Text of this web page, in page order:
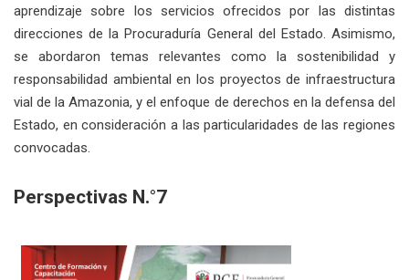
aprendizaje sobre los servicios ofrecidos por las distintas
direcciones de la Procuraduría General del Estado. Asimismo,
se abordaron temas relevantes como la sostenibilidad y
responsabilidad ambiental en los proyectos de infraestructura
vial de la Amazonia, y el enfoque de derechos en la defensa del
Estado, en consideración a las particularidades de las regiones
convocadas.
Perspectivas N.°7